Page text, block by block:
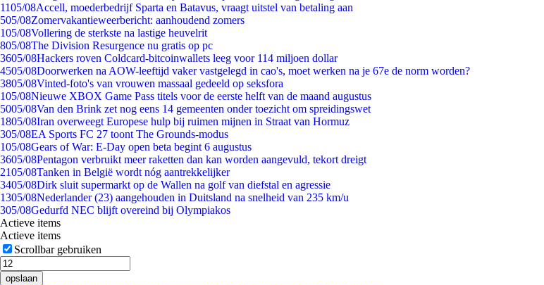
1105/08Accell, moederbedrijf Sparta en Batavus, vraagt uitstel van betaling aan
505/08Zomervakantieweerbericht: aanhoudend zomers
105/08Vollering de sterkste na lastige heuvelrit
805/08The Division Resurgence nu gratis op pc
3605/08Hackers roven Coldcard-bitcoinwallets leeg voor 114 miljoen dollar
4505/08Doorwerken na AOW-leeftijd vaker vastgelegd in cao's, moet werken na je 67e de norm worden?
3805/08Vinted-foto's van vrouwen massaal gedeeld op seksfora
105/08Nieuwe XBOX Game Pass titels voor de eerste helft van de maand augustus
5005/08Van den Brink zet nog eens 14 gemeenten onder toezicht om spreidingswet
1805/08Iran overweegt Europese hulp bij ruimen mijnen in Straat van Hormuz
305/08EA Sports FC 27 toont The Grounds-modus
105/08Gears of War: E-Day open beta begint 6 augustus
3605/08Pentagon verbruikt meer raketten dan kan worden aangevuld, tekort dreigt
2105/08Tanken in België wordt nóg aantrekkelijker
3405/08Dirk sluit supermarkt op de Wallen na golf van diefstal en agressie
1305/08Nederlander (23) aangehouden in Duitsland na snelheid van 235 km/u
305/08Gedurfd NEC blijft overeind bij Olympiakos
Actieve items
Actieve items
Scrollbar gebruiken
opslaan